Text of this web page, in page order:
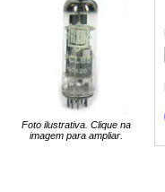
Foto ilustrativa. Clique na
imagem para ampliar.